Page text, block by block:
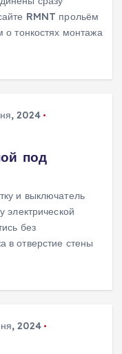
RMNT прольём
о тонкостях монтажа
2024
под
и выключатель
электрической
без
в отверстие стены
2024